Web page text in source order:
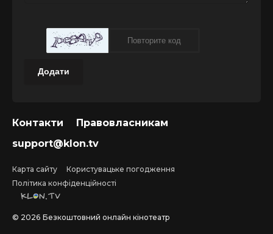
Додати
Контакти
Правовласникам
support@klon.tv
Карта сайту
Користувацьке погодження
Політика конфіденційності
© 2026 Безкоштовний онлайн кінотеатр